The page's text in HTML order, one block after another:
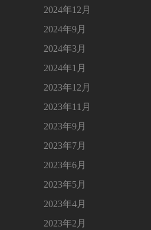
2024年12月
2024年9月
2024年3月
2024年1月
2023年12月
2023年11月
2023年9月
2023年7月
2023年6月
2023年5月
2023年4月
2023年2月